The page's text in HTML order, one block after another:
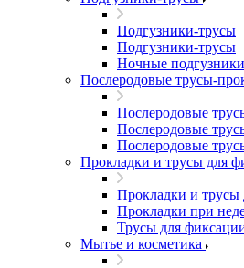
Подгузники-трусы
Подгузники-трусы
Ночные
Послеродовые трусы-
Послеродовые
Послеродовые
Послеродовые
Прокладки и трусы для
Прокладки и трусы
Прокладки при
Трусы для
Мытье и косметика